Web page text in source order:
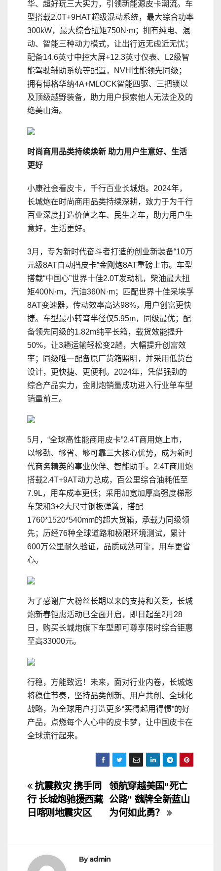
华、超好玩三大实力，引领新能源皮卡潮流。车
型搭载2.0T+9HAT超级混动系统，最大综合功率
300kW，最大综合扭矩750N·m；拥有纯电、混
动、智能三种动力模式，让出行远无虑近无忧；
配备14.6英寸中控大屏+12.3英寸仪表、L2级智
能驾驶辅助系统等配置，NVH性能领先同级；
拥有博格华纳4A+MLOCK智能四驱、三把锁以
及顶级越野装备，助力用户探索他人无法企及的
绝美山海。
时尚商用品类持续焕新 助力用户生意好、生活
更好
小康社会看皮卡，千行百业长城炮。2024年，
长城炮在时尚商用品类持续深耕，致力于为千行
百业深度打造价值之车、民生之车，助力用户生
意好，生活更好。
3月，专为新时代奋斗者打造的创业新装备“10万
元级8AT自动挡皮卡”金刚炮8AT重磅上市。车型
搭载“中国心”世界十佳2.0T发动机，柴油最大扭
矩400N·m，汽油360N·m；匹配世界十佳采埃孚
8AT变速器，传动效率高达98%，用户创富更快
捷。车型最小转弯半径仅5.95m，同级最优；配
备领先同级的1.82m纯平长箱，载货效能提升
50%，让3趟运输轻松变2趟，大幅提升创富效
率；同级唯一配备原厂货箱照明，并采用低货台
设计，更快捷、更便利。2024年，凭借强劲的
综合产品实力，金刚炮销量成功进入行业单车型
销量前三。
5月，“全球高性能商用皮卡”2.4T商用炮上市，
以够劲、够省、够可靠三大核心优势，成为新时
代商务精英的事业伙伴、智能助手。2.4T商用炮
搭载2.4T+9AT动力总成，百公里综合油耗低至
7.9L，用车成本更低；采用加宽加厚高强度梯形
车架和3+2大尺寸钢板弹簧，搭配
1760*1520*540mm的超大货箱，承载力同级领
先；历经76种全球道路和极限环境测试，累计
600万公里耐久验证，品质成熟可靠，用车更省
心。
为了感谢广大粉丝长期以来的支持和关爱，长城
炮新春钜惠活动已全面开启，即日起至2月28
日，购买长城炮旗下车型即可尊享限时综合钜惠
至高33000元。
行稳，方能致远！未来，面对行业内卷，长城炮
将稳住节奏，坚持品类创新、用户共创、全球化
战略，为全球用户打造更多“买得起用得惯”的好
产品，点燃每个人心中的皮卡梦，让中国皮卡在
全球流行起来。
文
章
航
领航穿越美国“死亡
公路” 魏牌全新蓝山
为何如此勇？
抗震救灾 携手同
行 长城炮驰援西藏
日喀则地震灾区
Byadmin